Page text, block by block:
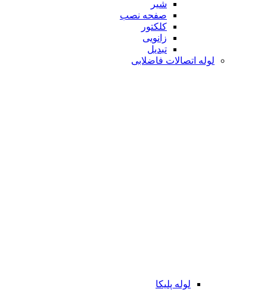
شیر
صفحه نصب
کلکتور
زانویی
تبدیل
لوله اتصالات فاضلابی
لوله پلیکا